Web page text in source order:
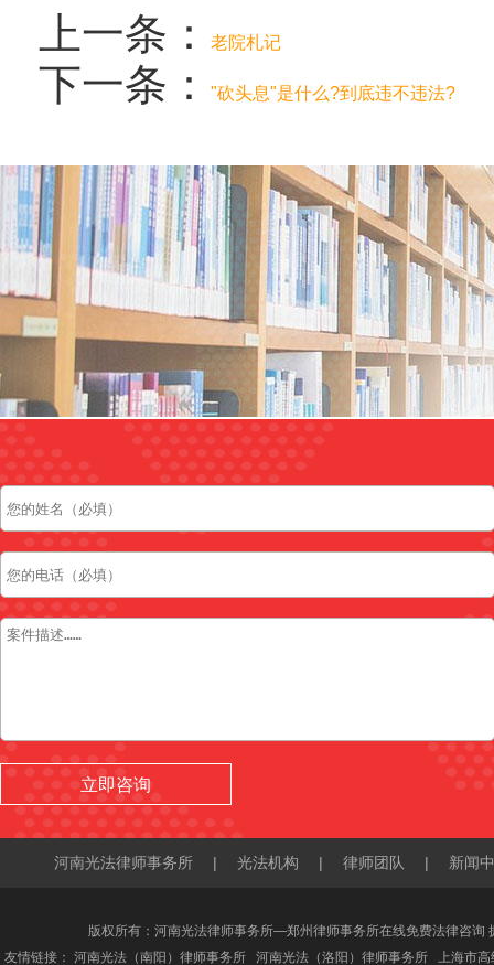
上一条： 老院札记
下一条： "砍头息"是什么?到底违不违法?
河南光法律师事务所 | 光法机构 | 律师团队 | 新闻
版权所有：河南光法律师事务所—郑州律师事务所在线免费法律咨询
友情链接： 河南光法（南阳）律师事务所 河南光法（洛阳）律师事务所
上海市高